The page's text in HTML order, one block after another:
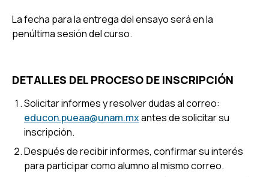
La fecha para la entrega del ensayo será en la
penúltima sesión del curso.
DETALLES DEL PROCESO DE INSCRIPCIÓN
Solicitar informes y resolver dudas al correo:
educon.pueaa@unam.mxantes de solicitar su
inscripción.
Después de recibir informes, confirmar su interés
para participar como alumno al mismo correo.